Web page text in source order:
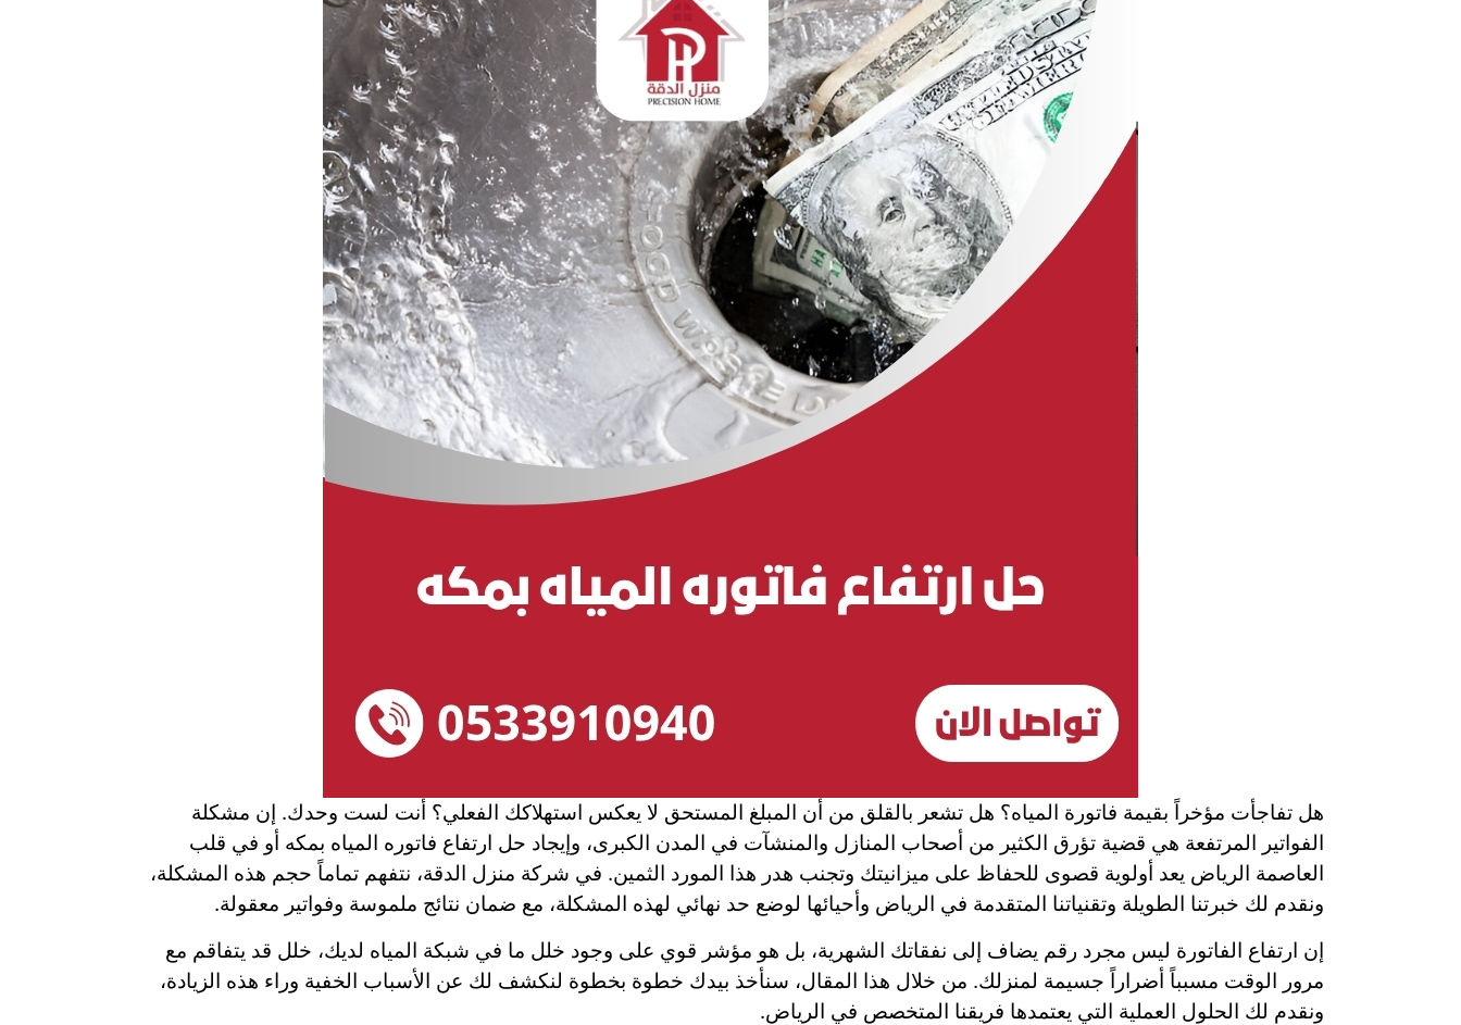
هل تفاجأت مؤخراً بقيمة فاتورة المياه؟ هل تشعر بالقلق من أن المبلغ المستحق لا يعكس استهلاكك الفعلي؟ أنت لست وحدك. إن مشكلة
الفواتير المرتفعة هي قضية تؤرق الكثير من أصحاب المنازل والمنشآت في المدن الكبرى، وإيجاد حل ارتفاع فاتوره المياه بمكه أو في قلب
العاصمة الرياض يعد أولوية قصوى للحفاظ على ميزانيتك وتجنب هدر هذا المورد الثمين. في شركة منزل الدقة، نتفهم تماماً حجم هذه المشكلة،
ونقدم لك خبرتنا الطويلة وتقنياتنا المتقدمة في الرياض وأحيائها لوضع حد نهائي لهذه المشكلة، مع ضمان نتائج ملموسة وفواتير معقولة.
إن ارتفاع الفاتورة ليس مجرد رقم يضاف إلى نفقاتك الشهرية، بل هو مؤشر قوي على وجود خلل ما في شبكة المياه لديك، خلل قد يتفاقم مع
مرور الوقت مسبباً أضراراً جسيمة لمنزلك. من خلال هذا المقال، سنأخذ بيدك خطوة بخطوة لنكشف لك عن الأسباب الخفية وراء هذه الزيادة،
ونقدم لك الحلول العملية التي يعتمدها فريقنا المتخصص في الرياض.